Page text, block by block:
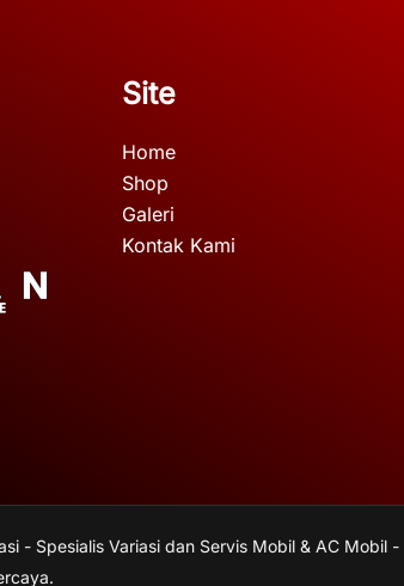
Site
Home
Shop
Galeri
Kontak Kami
- Spesialis Variasi dan Servis Mobil & AC Mobil -